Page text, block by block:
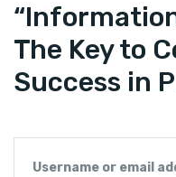
The Key to
Success in
Username or email